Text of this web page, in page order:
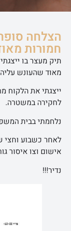
הצלחה
חמורות
תיק מעצר בו
מאוד שהעונש
ייצגתי את הלקוח
לחקירה במשטרה.
נלחמתי בבית
לאחר כשבוע וחצי
אישום וצו איסור
נדיר!!!